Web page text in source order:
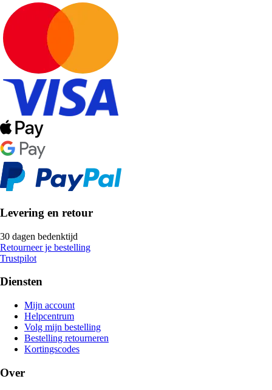
Levering en retour
30 dagen bedenktijd
Retourneer je bestelling
Trustpilot
Diensten
Mijn account
Helpcentrum
Volg mijn bestelling
Bestelling retourneren
Kortingscodes
Over